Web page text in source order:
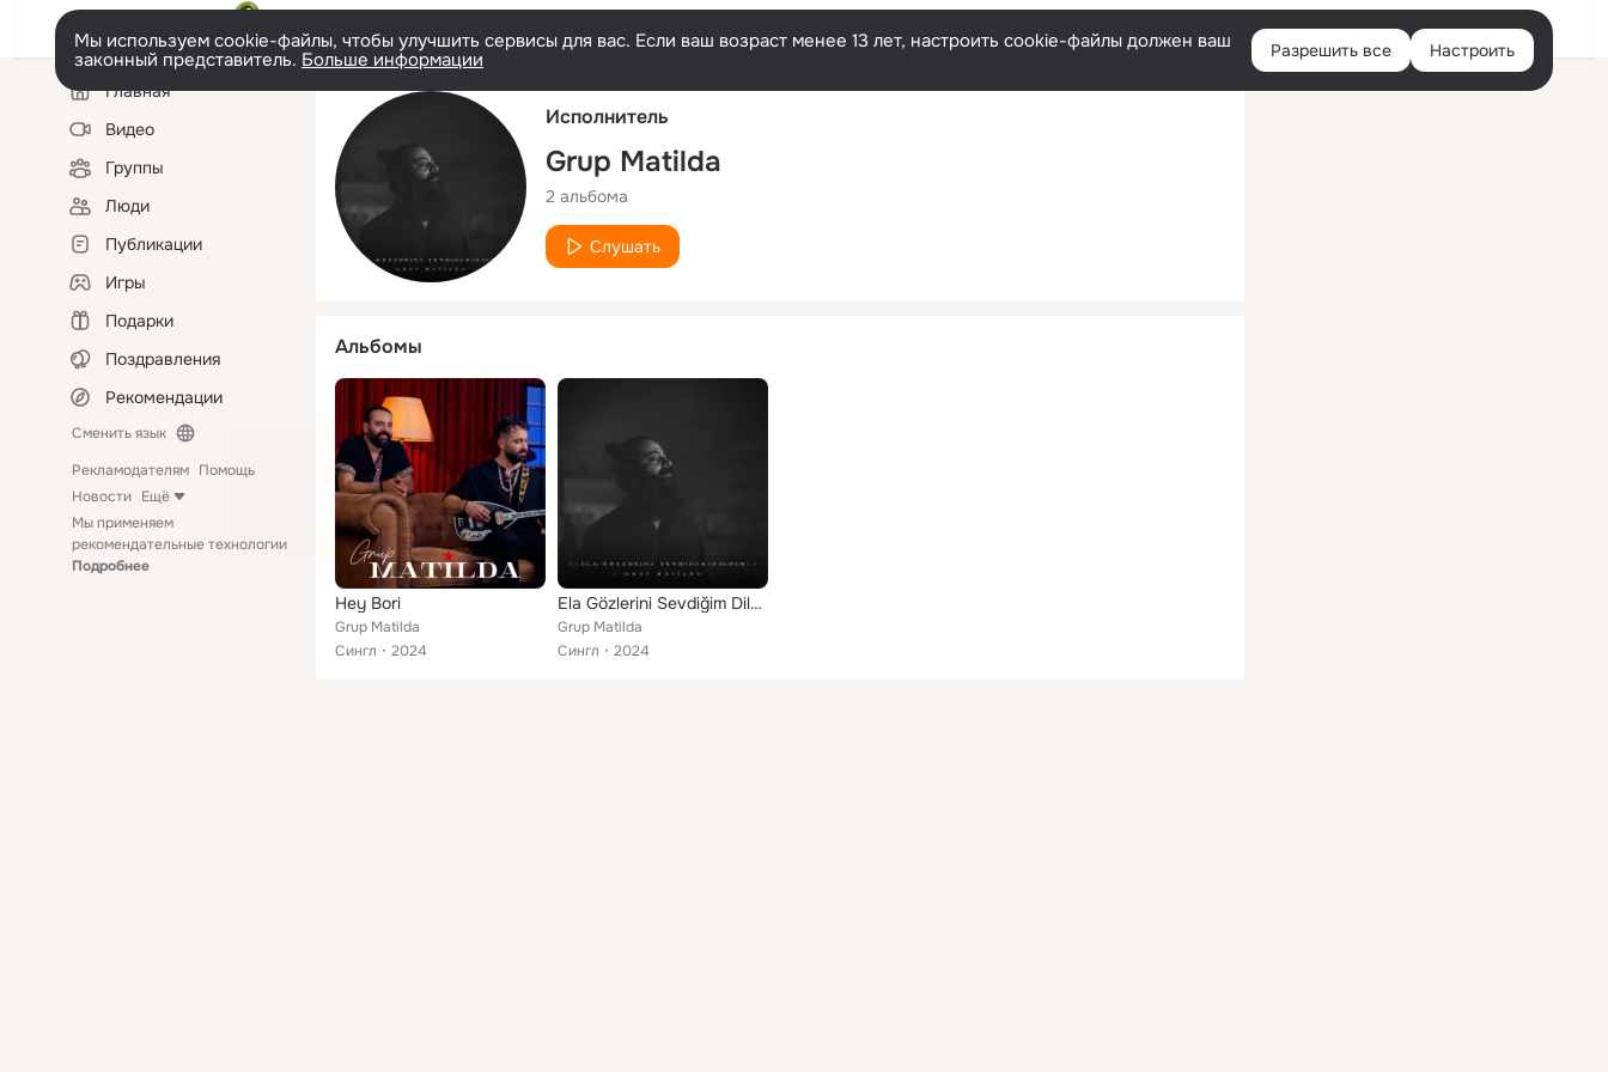
Русский Войти
Мы используем cookie-файлы, чтобы улучшить сервисы для вас. Если ваш возраст менее 13 лет, настроить cookie-файлы должен ваш
законный представитель. Больше информации Разрешить все Настроить
Левая
колонкаГлавная
Видео
Группы
Люди
Публикации
Игры
Подарки
Поздравления
Рекомендации
Сменить язык
Рекламодателям Помощь
Новости Ещё
Мы применяем
рекомендательные технологии
Подробнее
Исполнитель
Grup Matilda
2 альбома
Слушать
Альбомы
Hey Bori
Grup Matilda
Сингл
2024
Ela Gözlerini Sevdiğim Dilber
Grup Matilda
Сингл
2024